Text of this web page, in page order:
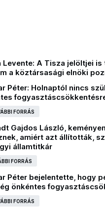
Levente: A Tisza jelöltjei is
a köztársasági elnöki
Péter: Holnaptól nincs
FORRÁS
Gajdos László,
amiért azt állították,
államtitkár
FORRÁS
Péter bejelentette, hogy
önkéntes
FORRÁS